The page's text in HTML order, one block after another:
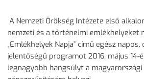
A Nemzeti Örökség Intézete első
nemzeti és a történelmi emlékhelyeket
„Emlékhelyek Napja” című egész napos,
jelentőségű programot 2016. május 14-
legnagyobb hangsúlyt a magyarországi